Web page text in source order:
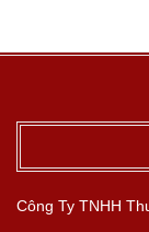
Công Ty TNHH